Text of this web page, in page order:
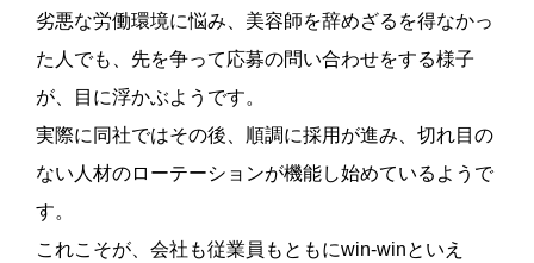
劣悪な労働環境に悩み、美容師を辞めざるを得なかっ
た人でも、先を争って応募の問い合わせをする様子
が、目に浮かぶようです。
実際に同社ではその後、順調に採用が進み、切れ目の
ない人材のローテーションが機能し始めているようで
す。
これこそが、会社も従業員もともにwin-winといえ